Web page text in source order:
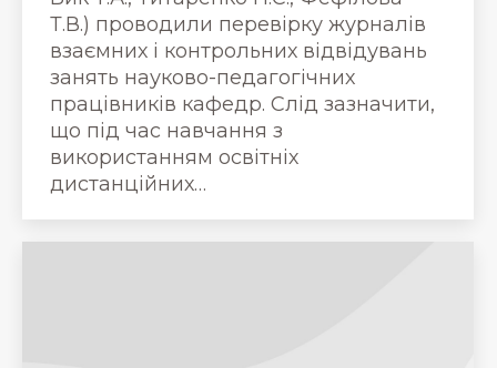
Т.В.) проводили перевірку журналів
взаємних і контрольних відвідувань
занять науково-педагогічних
працівників кафедр. Слід зазначити,
що під час навчання з
використанням освітніх
дистанційних…